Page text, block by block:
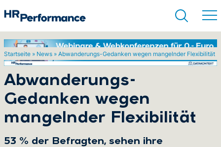
Startseite » News » Abwanderungs-Gedanken wegen mangelnder Flexibilität
Abwanderungs-
Gedanken wegen
mangelnder Flexibilität
53 % der Befragten, sehen ihre